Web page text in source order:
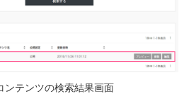
テンツの検索結果画面